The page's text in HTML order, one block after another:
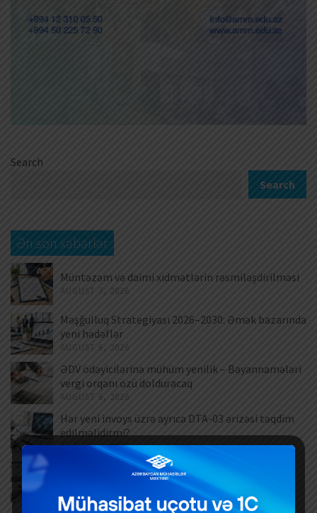
Search
Search
Ən son xəbərlər
Müntəzəm və daimi xidmətlərin rəsmiləşdirilməsi
AUGUST 7, 2026
Məşğulluq Strategiyası 2026–2030: Əmək bazarında
yeni hədəflər
AUGUST 6, 2026
ƏDV ödəyicilərinə mühüm yenilik – Bəyannamələri
vergi orqanı özü dolduracaq
AUGUST 6, 2026
Hər yeni invoys üzrə ayrıca DTA-03 ərizəsi təqdim
edilməlidirmi?
AUGUST 6, 2026
Dövlət mülkiyyətində olan əsas vəsaitlərin
verilməsi qaydası dəyişib
AUGUST 5, 2026